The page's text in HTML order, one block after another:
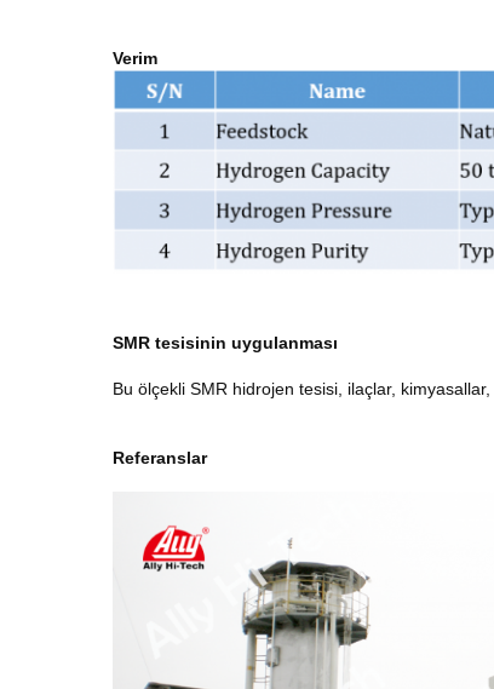
Verim
SMR tesisinin uygulanması
Bu ölçekli SMR hidrojen tesisi, ilaçlar,
Referanslar